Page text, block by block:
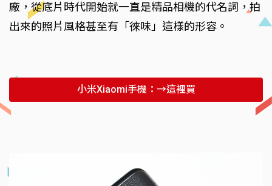
廠，從底片時代開始就一直是精品相機的代名詞，拍
出來的照片風格甚至有「徠味」這樣的形容。
小米Xiaomi手機：→這裡買